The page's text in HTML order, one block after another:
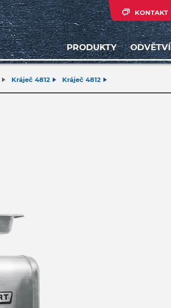
KONTAKT
PRODUKTY ODVĚTVÍ
Kráječ 4812 Kráječ 4812